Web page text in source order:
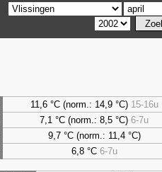
11,6 °C (norm.: 14,9 °C) 15-16u
7,1 °C (norm.: 8,5 °C) 6-7u
9,7°C (norm.: 11,4 °C)
6,8°C 6-7u